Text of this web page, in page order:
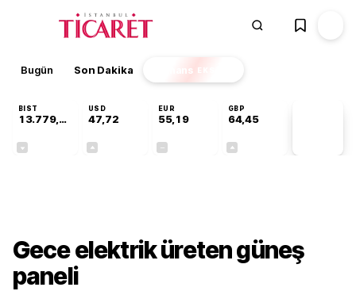
Bugün Son Dakika Finans EKSTRA
BIST
13.779,39
USD
47,72
EUR
55,19
GBP
64,45
Gece elektrik üreten güneş
paneli